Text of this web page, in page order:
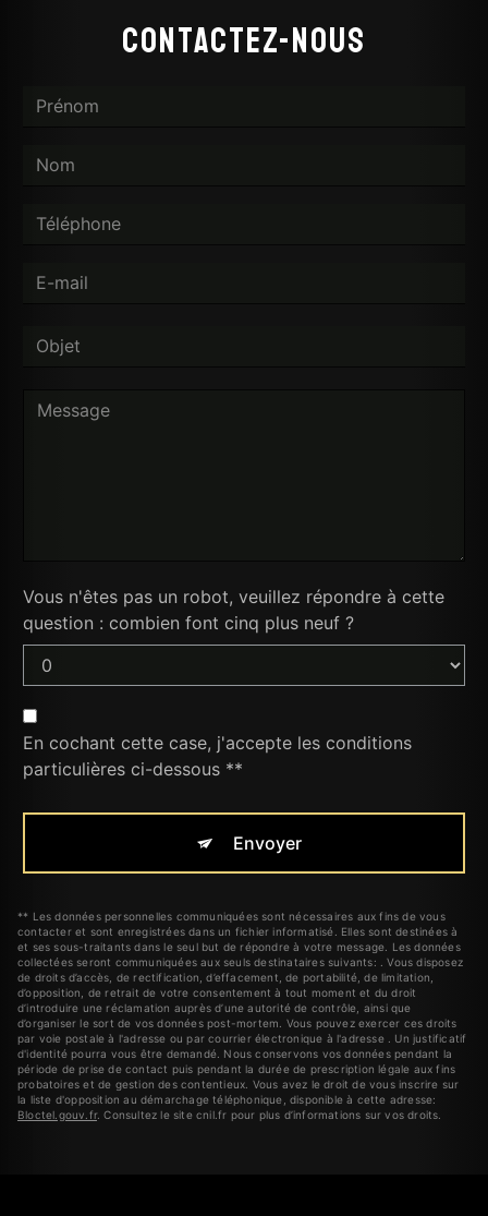
Contactez-nous
Vous n'êtes pas un robot, veuillez répondre à cette
question : combien font cinq plus neuf ?
En cochant cette case, j'accepte les conditions
particulières ci-dessous **
Envoyer
** Les données personnelles communiquées sont nécessaires aux fins de vous
contacter et sont enregistrées dans un fichier informatisé. Elles sont destinées à
et ses sous-traitants dans le seul but de répondre à votre message. Les données
collectées seront communiquées aux seuls destinataires suivants: . Vous disposez
de droits d’accès, de rectification, d’effacement, de portabilité, de limitation,
d’opposition, de retrait de votre consentement à tout moment et du droit
d’introduire une réclamation auprès d’une autorité de contrôle, ainsi que
d’organiser le sort de vos données post-mortem. Vous pouvez exercer ces droits
par voie postale à l'adresse ou par courrier électronique à l'adresse . Un justificatif
d'identité pourra vous être demandé. Nous conservons vos données pendant la
période de prise de contact puis pendant la durée de prescription légale aux fins
probatoires et de gestion des contentieux. Vous avez le droit de vous inscrire sur
la liste d'opposition au démarchage téléphonique, disponible à cette adresse:
Bloctel.gouv.fr. Consultez le site cnil.fr pour plus d’informations sur vos droits.